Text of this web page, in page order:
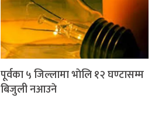
पूर्वका ५ जिल्लामा भाेलि १२ घण्टासम्म
बिजुली नआउने